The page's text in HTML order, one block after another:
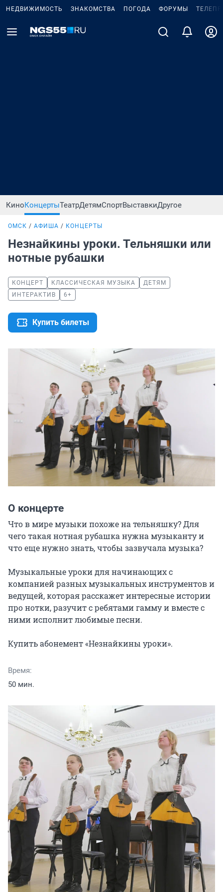
НЕДВИЖИМОСТЬ ЗНАКОМСТВА ПОГОДА ФОРУМЫ
КиноКонцертыТеатрДетямСпортВыставкиДругое
ОМСК АФИША КОНЦЕРТЫ
Незнайкины уроки. Тельняшки или
нотные рубашки
КОНЦЕРТ КЛАССИЧЕСКАЯ МУЗЫКА
ДЕТЯМ
ИНТЕРАКТИВ
6+
Купить билеты
О концерте
Что в мире музыки похоже на тельняшку? Для
чего такая нотная рубашка нужна музыканту и
что еще нужно знать, чтобы зазвучала музыка?
Музыкальные уроки для начинающих с
компанией разных музыкальных инструментов и
ведущей, которая расскажет интересные истории
про нотки, разучит с ребятами гамму и вместе с
ними исполнит любимые песни.
Купить абонемент «Незнайкины уроки».
Время:
50 мин.